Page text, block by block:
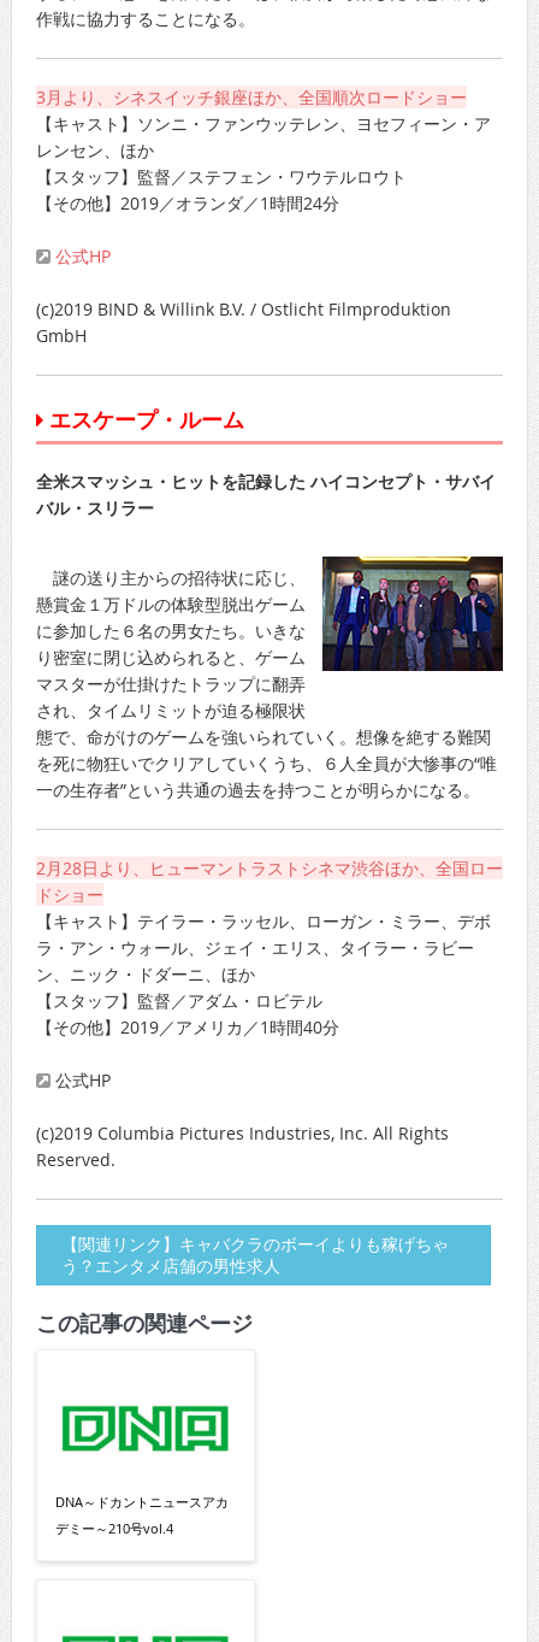
作戦に協力することになる。
3月より、シネスイッチ銀座ほか、全国順次ロードショー
【キャスト】ソンニ・ファンウッテレン、ヨセフィーン・ア
レンセン、ほか
【スタッフ】監督／ステフェン・ワウテルロウト
【その他】2019／オランダ／1時間24分
公式HP
(c)2019 BIND & Willink B.V. / Ostlicht Filmproduktion
GmbH
エスケープ・ルーム
全米スマッシュ・ヒットを記録した ハイコンセプト・サバイ
バル・スリラー
謎の送り主からの招待状に応じ、
懸賞金１万ドルの体験型脱出ゲーム
に参加した６名の男女たち。いきな
り密室に閉じ込められると、ゲーム
マスターが仕掛けたトラップに翻弄
され、タイムリミットが迫る極限状
態で、命がけのゲームを強いられていく。想像を絶する難関
を死に物狂いでクリアしていくうち、６人全員が大惨事の“唯
一の生存者”という共通の過去を持つことが明らかになる。
2月28日より、ヒューマントラストシネマ渋谷ほか、全国ロー
ドショー
【キャスト】テイラー・ラッセル、ローガン・ミラー、デボ
ラ・アン・ウォール、ジェイ・エリス、タイラー・ラビー
ン、ニック・ドダーニ、ほか
【スタッフ】監督／アダム・ロビテル
【その他】2019／アメリカ／1時間40分
公式HP
(c)2019 Columbia Pictures Industries, Inc. All Rights
Reserved.
【関連リンク】キャバクラのボーイよりも稼げちゃ
う？エンタメ店舗の男性求人
この記事の関連ページ
DNA～ドカントニュースアカ
デミー～210号vol.4